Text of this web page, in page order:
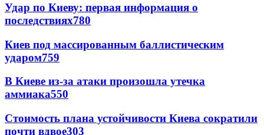
Удар по Киеву: первая информация о
последствиях780
Киев под массированным баллистическим
ударом759
В Киеве из-за атаки произошла утечка
аммиака550
Стоимость плана устойчивости Киева сократили
почти вдвое303